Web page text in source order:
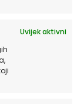
Uvijek aktivni